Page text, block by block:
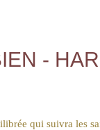
-
qui suivra les